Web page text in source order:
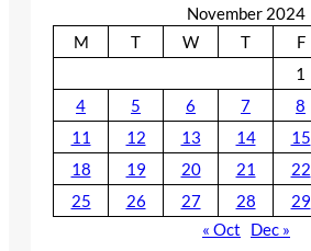
November 2024
M
T W T F
1
4
5 6 7 8
11
12 13 14 15
18
19 20 21 22
25
26 27 28 29
« Oct
Dec »